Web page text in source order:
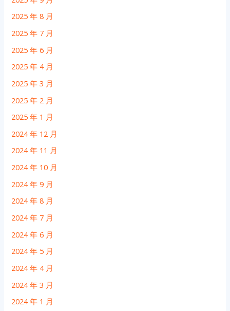
2025 年 8 月
2025 年 7 月
2025 年 6 月
2025 年 4 月
2025 年 3 月
2025 年 2 月
2025 年 1 月
2024 年 12 月
2024 年 11 月
2024 年 10 月
2024 年 9 月
2024 年 8 月
2024 年 7 月
2024 年 6 月
2024 年 5 月
2024 年 4 月
2024 年 3 月
2024 年 1 月